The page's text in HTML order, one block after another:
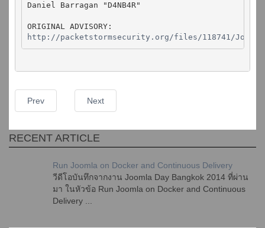
Daniel Barragan "D4NB4R"
http://packetstormsecurity.org/files/118741/
Prev Next
RECENT ARTICLE
Run Joomla on Docker and Continuous Delivery
วีดีโอบันทึกจากงาน Joomla Day Bangkok 2014 ที่ผ่าน
มา ในหัวข้อ Run Joomla on Docker and Continuous
Delivery ...